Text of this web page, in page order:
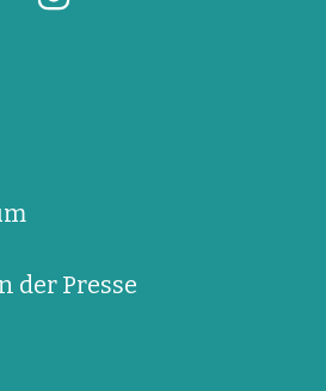
der Presse